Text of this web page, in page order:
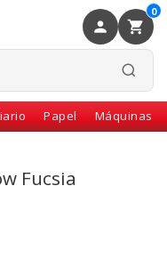
0
Papel Máquinas
Fucsia